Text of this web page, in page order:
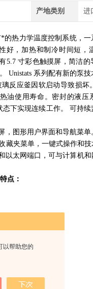
以帮助您的
产地类别 进
的热力学温度控制系统，一
好，加热和制冷时间短，
5.7 寸彩色触摸屏，简洁
Unistats 系列配有新的泵技
反应釜因软启动导致损坏
油使用寿命。密封的液压
下实现连续工作。 可持
，图形用户界面和导航菜
藏夹菜单，一键式操作和
太网端口，可与计算机和
点：
过程工程